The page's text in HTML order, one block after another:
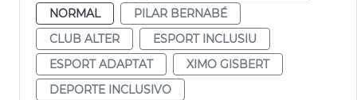
NORMAL
PILAR BERNABÉ
CLUB ALTER
ESPORT INCLUSIU
ESPORT ADAPTAT
XIMO GISBERT
DEPORTE INCLUSIVO